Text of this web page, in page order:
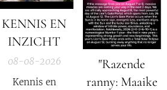
KENNIS EN
INZICHT
08-08-2026
Kennis en
"Razende
ranny: Maaike